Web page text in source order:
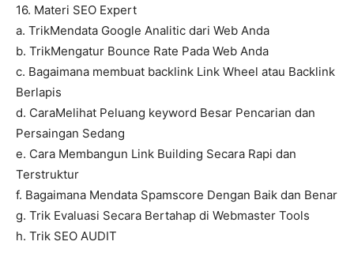
16. Materi SEO Expert
a. TrikMendata Google Analitic dari Web Anda
b. TrikMengatur Bounce Rate Pada Web Anda
c. Bagaimana membuat backlink Link Wheel atau Backlink
Berlapis
d. CaraMelihat Peluang keyword Besar Pencarian dan
Persaingan Sedang
e. Cara Membangun Link Building Secara Rapi dan
Terstruktur
f. Bagaimana Mendata Spamscore Dengan Baik dan Benar
g. Trik Evaluasi Secara Bertahap di Webmaster Tools
h. Trik SEO AUDIT